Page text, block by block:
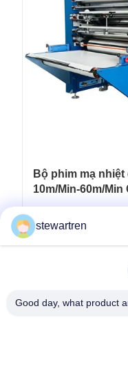
Bộ phim mạ nhiệt
10m/Min-60m/
hoạt
Nhận được
stewartren
Good day, what product